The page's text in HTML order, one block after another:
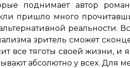
поднимает автор
пришло много
реальности.
зритель сможет
все тяготы своей жизни, и
абсолютно у всех. Для